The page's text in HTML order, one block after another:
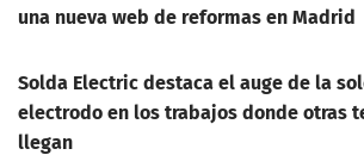
una nueva web de reformas en Madrid
Solda Electric destaca el auge de la
electrodo en los trabajos donde otras
llegan